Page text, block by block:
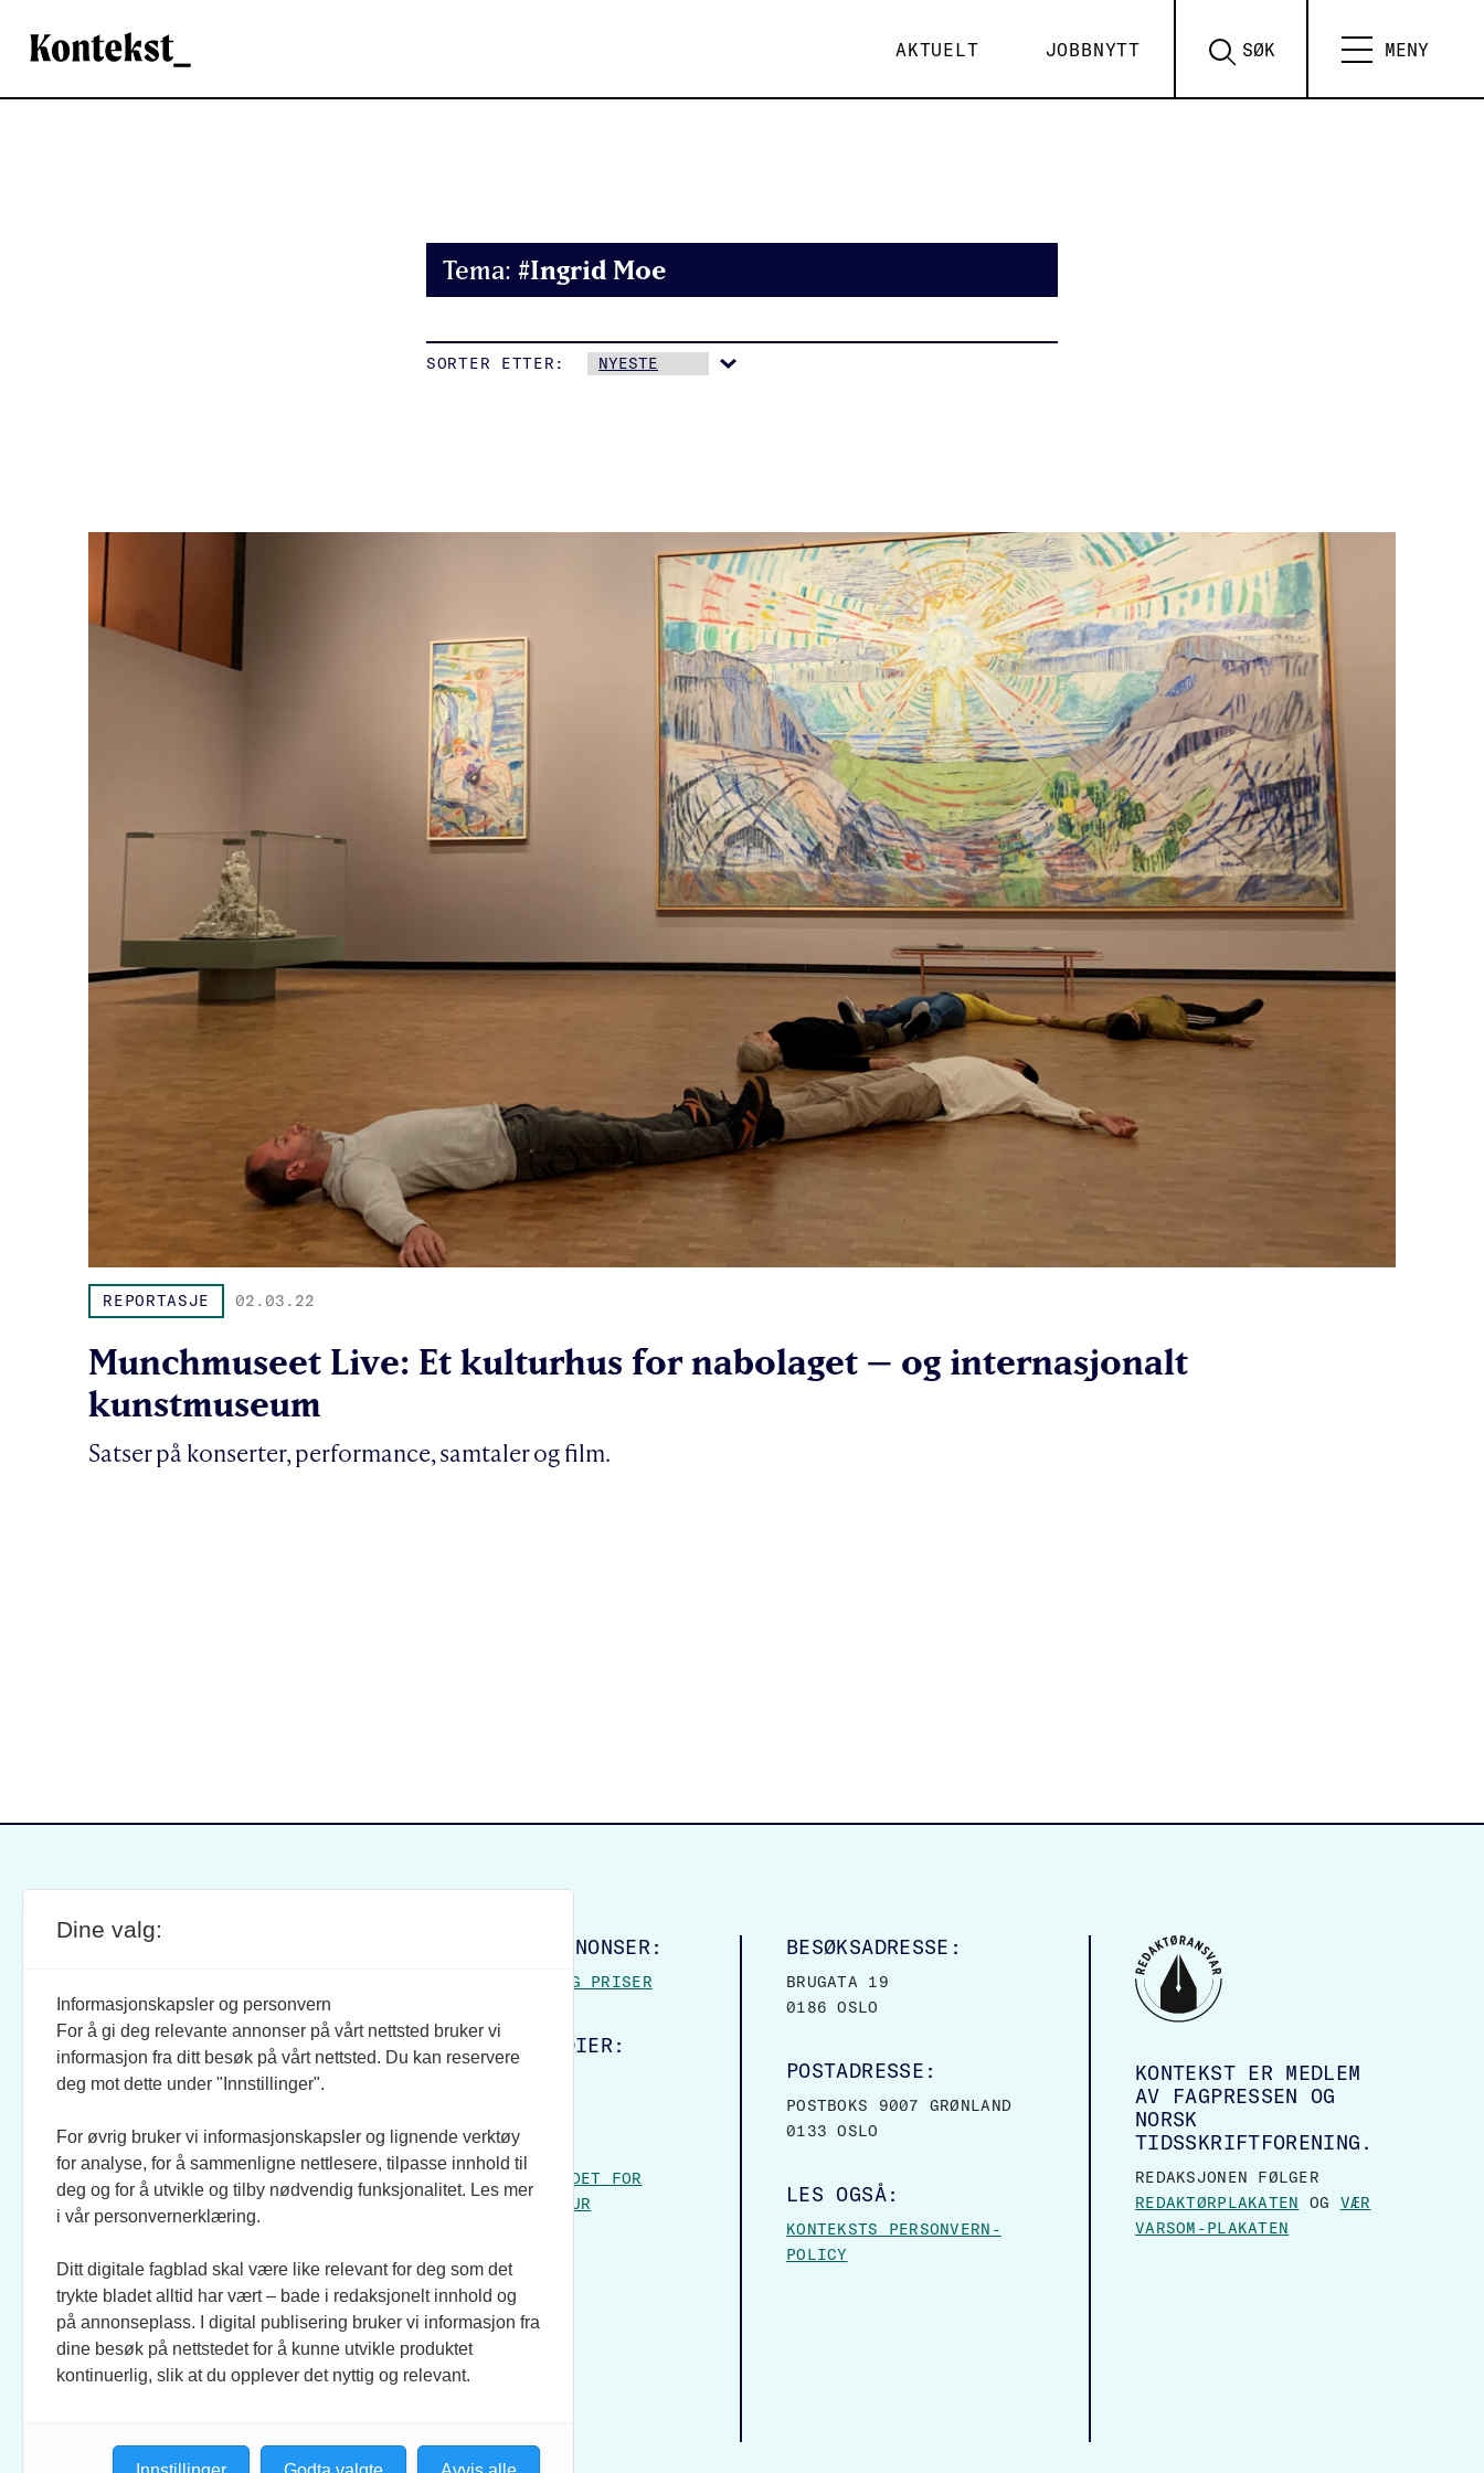
Kontekst AKTUELT JOBBNYTT SØK MENY
Tema: #Ingrid Moe
SORTER ETTER:
REPORTASJE 02.03.22
Munchmuseet Live: Et kulturhus for nabolaget – og internasjonalt
kunstmuseum
Satser på konserter, performance, samtaler og film.
SITE FOOTERANSVARLIG REDAKTØR:
JOURNALISTER:
EVEN FINSRUD
BIDRAGSYTERE:
MAREN DUAAS, RONJA
SAGSTUEN LARSEN, KNUT
LØVÅS, ANLOV PETER
SKAANSAR, EINAR STRAY,
TELLEF ØGRIM.
STILLINGSANNONSER:
STILLINGSANNONSER:
INFORMASJON OG PRISER
SOSIALE MEDIER:
UTGIVER:
CREO – FORBUNDET FOR
KUNST OG KULTUR
BESØKSADRESSE:
BRUGATA 19
0186 OSLO
POSTADRESSE:
POSTBOKS 9007 GRØNLAND
0133 OSLO
LES OGSÅ:
KONTEKSTS PERSONVERN-
POLICY
KONTEKST ER MEDLEM
AV FAGPRESSEN OG
NORSK
TIDSSKRIFTFORENING.
REDAKSJONEN FØLGER
REDAKTØRPLAKATEN OG VÆR
VARSOM-PLAKATEN
Dine valg:
Informasjonskapsler og personvern
For å gi deg relevante annonser på vårt nettsted bruker vi
informasjon fra ditt besøk på vårt nettsted. Du kan reservere
deg mot dette under "Innstillinger".
For øvrig bruker vi informasjonskapsler og lignende verktøy
for analyse, for å sammenligne nettlesere, tilpasse innhold til
deg og for å utvikle og tilby nødvendig funksjonalitet. Les mer
i vår personvernerklæring.
Ditt digitale fagblad skal være like relevant for deg som det
trykte bladet alltid har vært – bade i redaksjonelt innhold og
på annonseplass. I digital publisering bruker vi informasjon fra
dine besøk på nettstedet for å kunne utvikle produktet
kontinuerlig, slik at du opplever det nyttig og relevant.